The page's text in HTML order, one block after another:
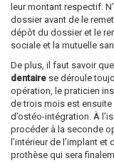
leur montant respectif.
dossier avant de le
dépôt du dossier et le
sociale et la mutuelle
De plus, il faut savoir
dentaire se déroule
opération, le praticien
de trois mois est ensuite
d’ostéo-intégration. À
procéder à la seconde
l’intérieur de l’implant
prothèse qui sera